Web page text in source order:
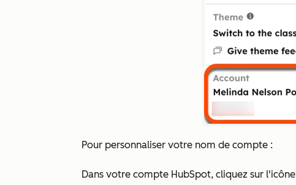
Pour personnaliser votre nom de compte :
Dans votre compte HubSpot, cliquez sur l'icône